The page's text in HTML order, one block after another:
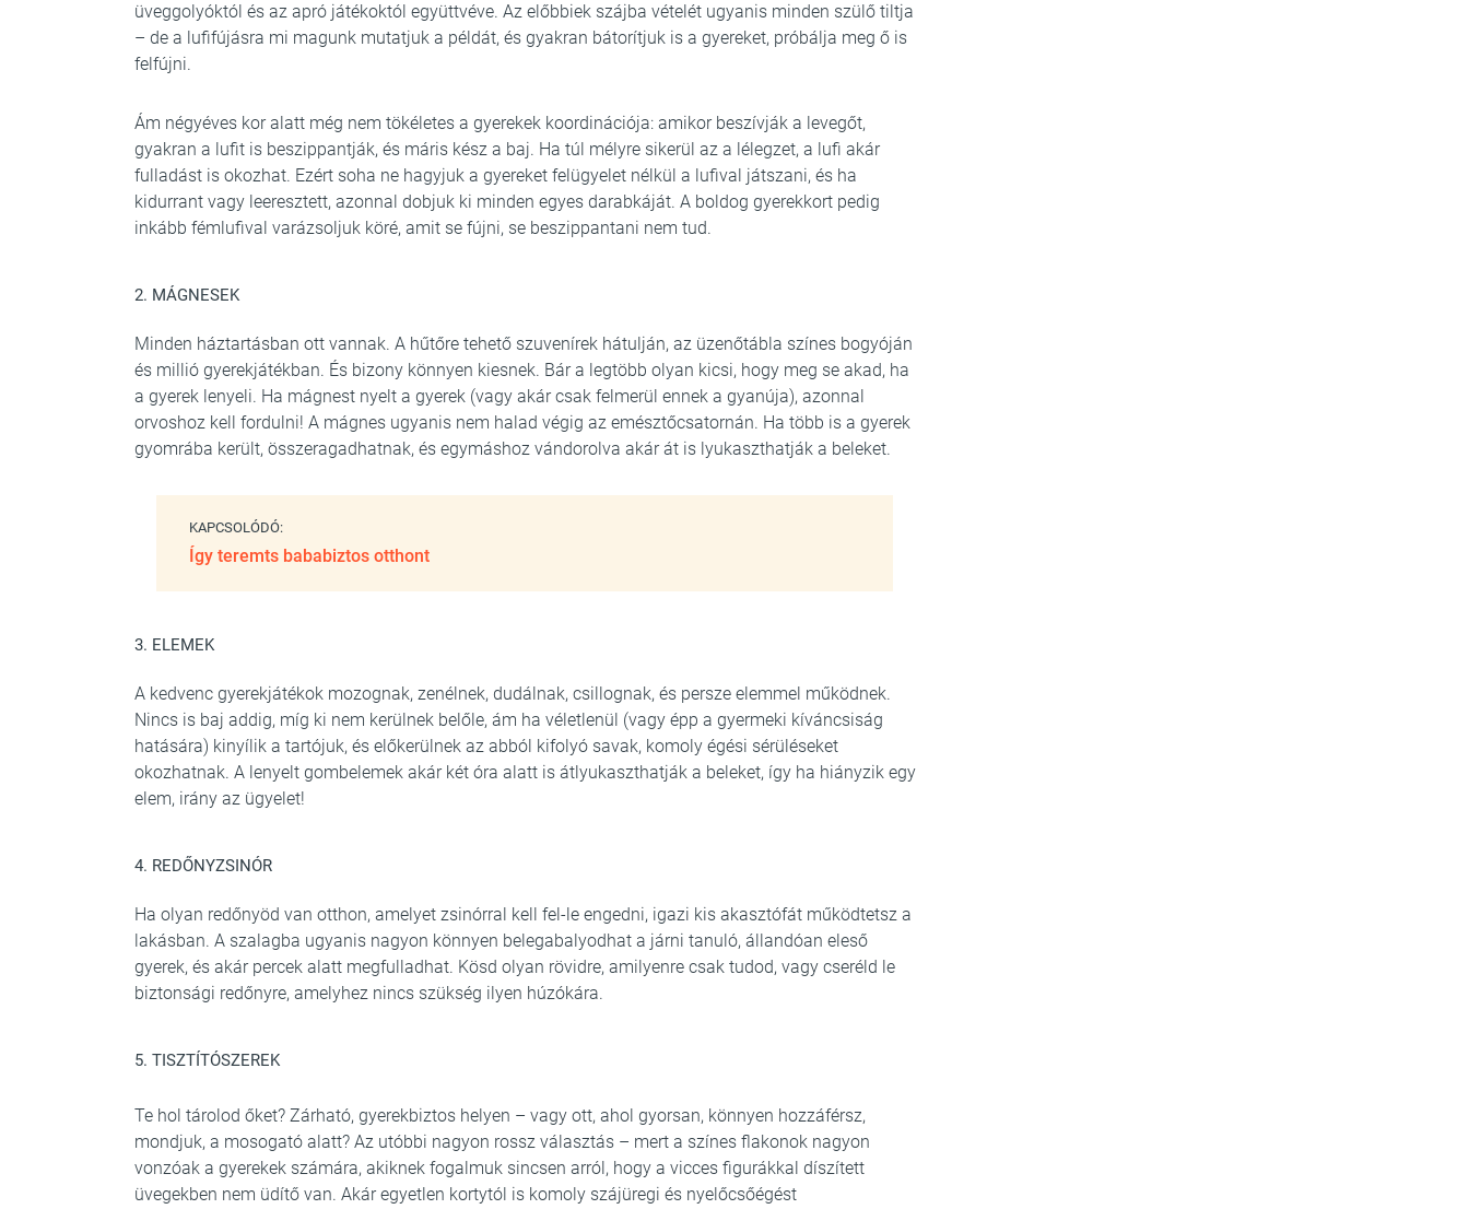
üveggolyóktól és az apró játékoktól együttvéve. Az előbbiek szájba vételét ugyanis minden szülő tiltja
– de a lufifújásra mi magunk mutatjuk a példát, és gyakran bátorítjuk is a gyereket, próbálja meg ő is
felfújni.
Ám négyéves kor alatt még nem tökéletes a gyerekek koordinációja: amikor beszívják a levegőt,
gyakran a lufit is beszippantják, és máris kész a baj. Ha túl mélyre sikerül az a lélegzet, a lufi akár
fulladást is okozhat. Ezért soha ne hagyjuk a gyereket felügyelet nélkül a lufival játszani, és ha
kidurrant vagy leeresztett, azonnal dobjuk ki minden egyes darabkáját. A boldog gyerekkort pedig
inkább fémlufival varázsoljuk köré, amit se fújni, se beszippantani nem tud.
2. MÁGNESEK
Minden háztartásban ott vannak. A hűtőre tehető szuvenírek hátulján, az üzenőtábla színes bogyóján
és millió gyerekjátékban. És bizony könnyen kiesnek. Bár a legtöbb olyan kicsi, hogy meg se akad, ha
a gyerek lenyeli. Ha mágnest nyelt a gyerek (vagy akár csak felmerül ennek a gyanúja), azonnal
orvoshoz kell fordulni! A mágnes ugyanis nem halad végig az emésztőcsatornán. Ha több is a gyerek
gyomrába került, összeragadhatnak, és egymáshoz vándorolva akár át is lyukaszthatják a beleket.
KAPCSOLÓDÓ:
Így teremts bababiztos otthont
3. ELEMEK
A kedvenc gyerekjátékok mozognak, zenélnek, dudálnak, csillognak, és persze elemmel működnek.
Nincs is baj addig, míg ki nem kerülnek belőle, ám ha véletlenül (vagy épp a gyermeki kíváncsiság
hatására) kinyílik a tartójuk, és előkerülnek az abból kifolyó savak, komoly égési sérüléseket
okozhatnak. A lenyelt gombelemek akár két óra alatt is átlyukaszthatják a beleket, így ha hiányzik egy
elem, irány az ügyelet!
4. REDŐNYZSINÓR
Ha olyan redőnyöd van otthon, amelyet zsinórral kell fel-le engedni, igazi kis akasztófát működtetsz a
lakásban. A szalagba ugyanis nagyon könnyen belegabalyodhat a járni tanuló, állandóan eleső
gyerek, és akár percek alatt megfulladhat. Kösd olyan rövidre, amilyenre csak tudod, vagy cseréld le
biztonsági redőnyre, amelyhez nincs szükség ilyen húzókára.
5. TISZTÍTÓSZEREK
Te hol tárolod őket? Zárható, gyerekbiztos helyen – vagy ott, ahol gyorsan, könnyen hozzáférsz,
mondjuk, a mosogató alatt? Az utóbbi nagyon rossz választás – mert a színes flakonok nagyon
vonzóak a gyerekek számára, akiknek fogalmuk sincsen arról, hogy a vicces figurákkal díszített
üvegekben nem üdítő van. Akár egyetlen kortytól is komoly szájüregi és nyelőcsőégést